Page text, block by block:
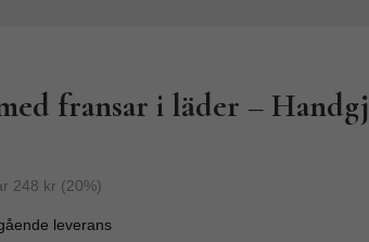
fransar i läder –
248 kr (20%)
leverans